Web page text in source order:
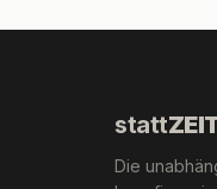
statt
Die